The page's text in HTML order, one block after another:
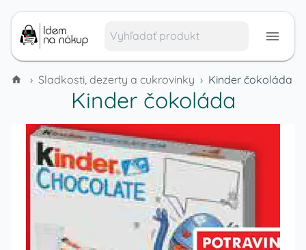
› Sladkosti, dezerty a cukrovinky › Kinder čokoláda
Kinder čokoláda